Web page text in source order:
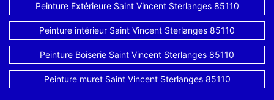
Peinture Extérieure Saint Vincent Sterlanges 85110
Peinture intérieur Saint Vincent Sterlanges 85110
Peinture Boiserie Saint Vincent Sterlanges 85110
Peinture muret Saint Vincent Sterlanges 85110